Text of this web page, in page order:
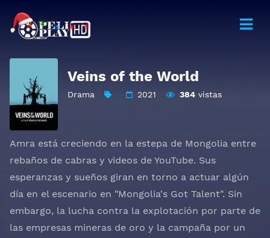
Veins of the World
Drama 2021 384vistas
Amra está creciendo en la estepa de Mongolia entre
rebaños de cabras y videos de YouTube. Sus
esperanzas y sueños giran en torno a actuar algún
día en el escenario en "Mongolia's Got Talent". Sin
embargo, la lucha contra la explotación por parte de
las empresas mineras de oro y la campaña por un